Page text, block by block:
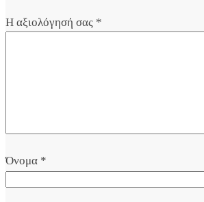
Η αξιολόγησή σας *
Όνομα *